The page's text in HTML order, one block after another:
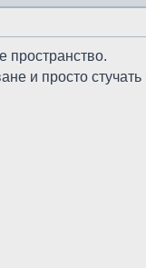
пространство.
и просто